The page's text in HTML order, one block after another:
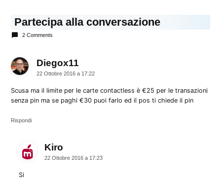
Partecipa alla conversazione
2 Comments
Diegox11
22 Ottobre 2016 a 17:22
Scusa ma il limite per le carte contactless è €25 per le transazioni
senza pin ma se paghi €30 puoi farlo ed il pos ti chiede il pin
Rispondi
Kiro
22 Ottobre 2016 a 17:23
Si